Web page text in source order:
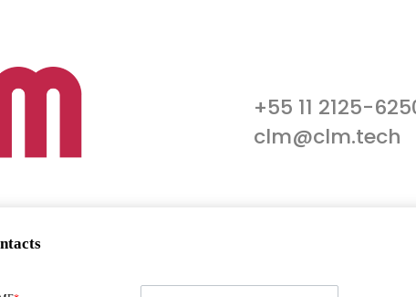
+55 11 2125-
clm@clm.tech